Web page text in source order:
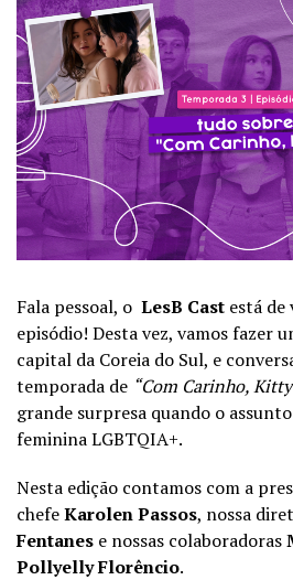
Fala pessoal, o LesB Cast está
episódio! Desta vez, vamos fazer
capital da Coreia do Sul, e
temporada de “Com Carinho,
grande surpresa quando o
feminina LGBTQIA+.
Nesta edição contamos com a
chefeKarolen Passos, nossa
Fentanes e nossas colaboradoras
Pollyelly Florêncio.